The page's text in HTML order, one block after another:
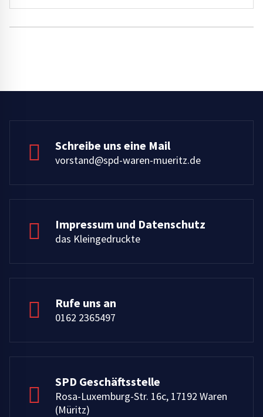
Schreibe uns eine Mail
vorstand@spd-waren-mueritz.de
Impressum und Datenschutz
das Kleingedruckte
Rufe uns an
0162 2365497
SPD Geschäftsstelle
Rosa-Luxemburg-Str. 16c, 17192 Waren
(Müritz)